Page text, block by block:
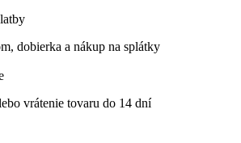
dobierka a nákup na splátky
vrátenie tovaru do 14 dní